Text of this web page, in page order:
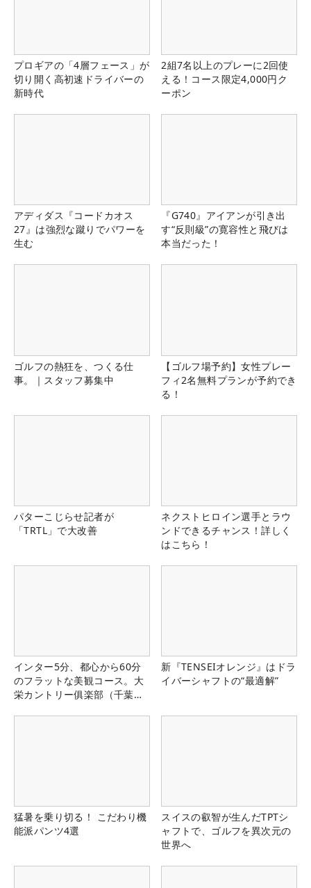
プロギアの「4層フェース」が
切り開く高初速ドライバーの
新時代
2組7名以上のプレーに2回使
える！コース限定4,000円ク
ーポン
アディダス『コードカオス
27』は強烈な蹴りでパワーを
生む
『G740』アイアンが引き出
す“反則級”の寛容性と飛びは
本当だった！
ゴルフの熱狂を、つくる仕
事。｜スタッフ募集中
【ゴルフ場予約】女性プレー
フィ2名無料プランが予約でき
る！
パターこじらせ記者が
「TRTL」で大改善
ネクストヒロイン選手とラウ
ンドできるチャンス！詳しく
はこちら！
インター5分、都心から60分
のフラットな美観コース。大
栄カントリー俱楽部（千葉
新『TENSEIオレンジ』はドラ
イバーシャフトの“最適解”
猛暑を乗り切る！ こだわり機
能派パンツ4選
スイスの叡智が生んだTPTシ
ャフトで、ゴルフを異次元の
世界へ